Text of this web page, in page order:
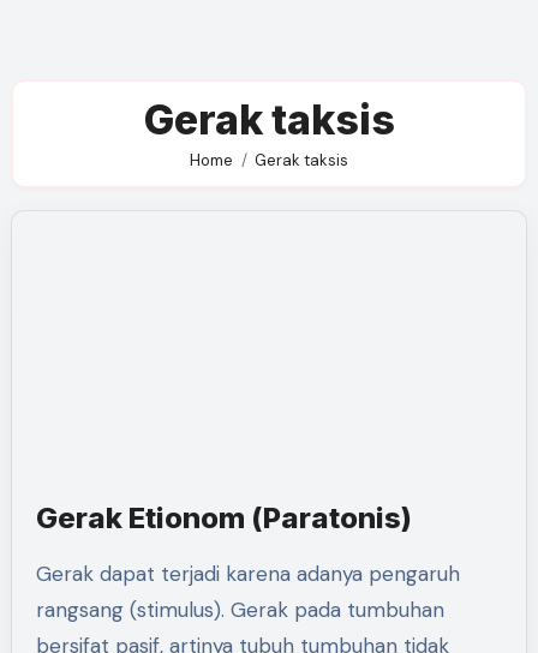
Gerak taksis
Home Gerak taksis
Gerak Etionom (Paratonis)
Gerak dapat terjadi karena adanya pengaruh
rangsang (stimulus). Gerak pada tumbuhan
bersifat pasif, artinya tubuh tumbuhan tidak